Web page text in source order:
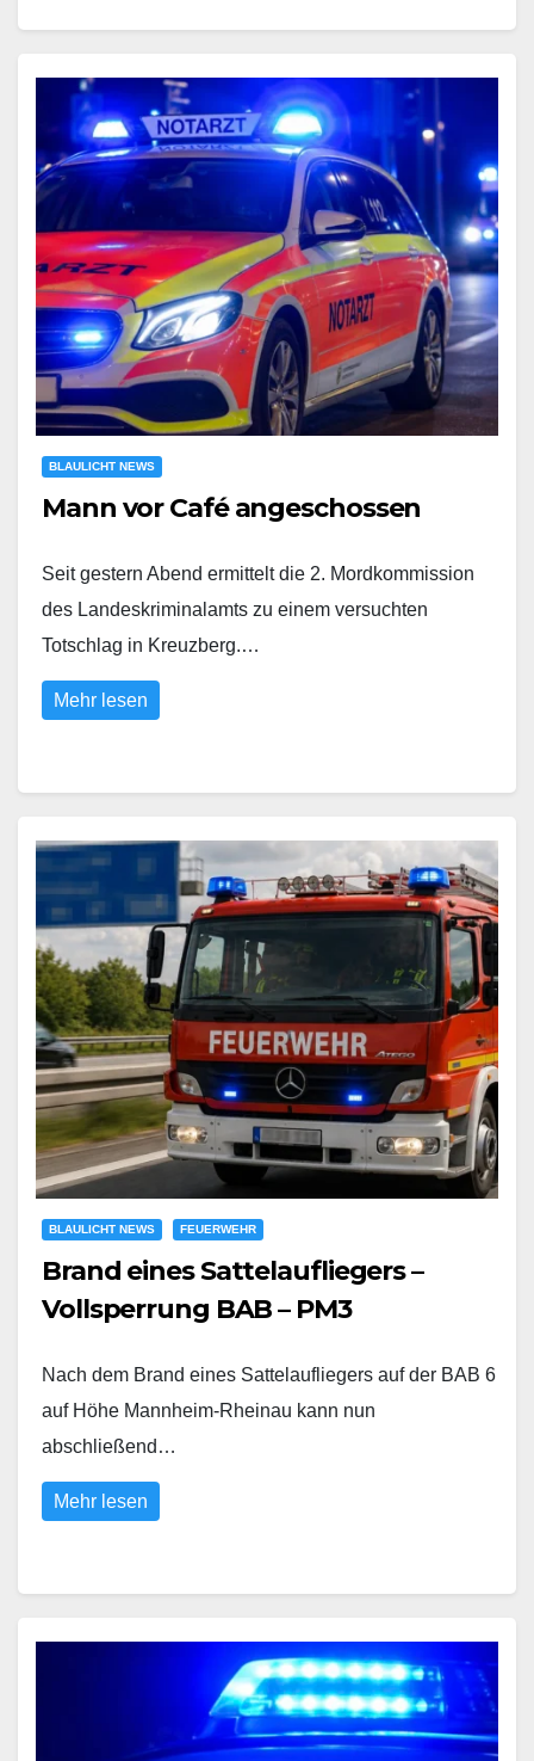
BLAULICHT NEWS
Mann vor Café angeschossen
Seit gestern Abend ermittelt die 2. Mordkommission
des Landeskriminalamts zu einem versuchten
Totschlag in Kreuzberg.…
Mehr lesen
BLAULICHT NEWS FEUERWEHR
Brand eines Sattelaufliegers –
Vollsperrung BAB – PM3
Nach dem Brand eines Sattelaufliegers auf der BAB 6
auf Höhe Mannheim-Rheinau kann nun
abschließend…
Mehr lesen